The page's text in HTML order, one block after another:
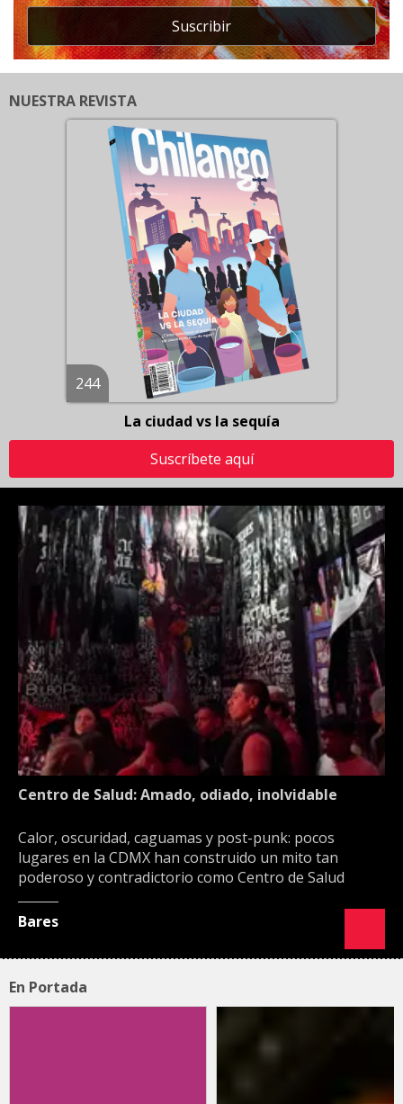
Suscribir
NUESTRA REVISTA
244
La ciudad vs la sequía
Suscríbete aquí
Centro de Salud: Amado, odiado, inolvidable
Calor, oscuridad, caguamas y post-punk: pocos
lugares en la CDMX han construido un mito tan
poderoso y contradictorio como Centro de Salud
Bares
En Portada